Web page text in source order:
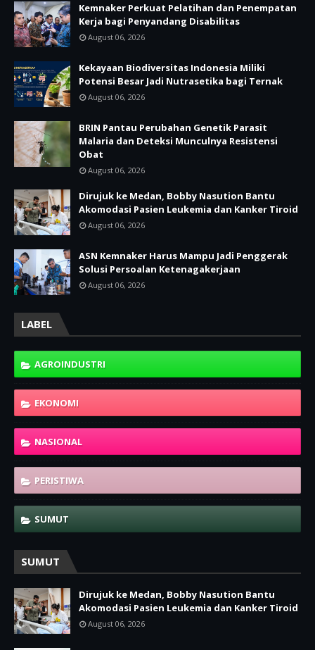
Kemnaker Perkuat Pelatihan dan Penempatan
Kerja bagi Penyandang Disabilitas
August 06, 2026
Kekayaan Biodiversitas Indonesia Miliki
Potensi Besar Jadi Nutrasetika bagi Ternak
August 06, 2026
BRIN Pantau Perubahan Genetik Parasit
Malaria dan Deteksi Munculnya Resistensi
Obat
August 06, 2026
Dirujuk ke Medan, Bobby Nasution Bantu
Akomodasi Pasien Leukemia dan Kanker Tiroid
August 06, 2026
ASN Kemnaker Harus Mampu Jadi Penggerak
Solusi Persoalan Ketenagakerjaan
August 06, 2026
LABEL
AGROINDUSTRI
EKONOMI
NASIONAL
PERISTIWA
SUMUT
SUMUT
Dirujuk ke Medan, Bobby Nasution Bantu
Akomodasi Pasien Leukemia dan Kanker Tiroid
August 06, 2026